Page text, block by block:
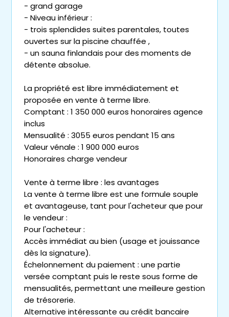
- grand garage
- Niveau inférieur :
- trois splendides suites parentales, toutes
ouvertes sur la piscine chauffée ,
- un sauna finlandais pour des moments de
détente absolue.
La propriété est libre immédiatement et
proposée en vente à terme libre.
Comptant : 1 350 000 euros honoraires agence
inclus
Mensualité : 3055 euros pendant 15 ans
Valeur vénale : 1 900 000 euros
Honoraires charge vendeur
Vente à terme libre : les avantages
La vente à terme libre est une formule souple
et avantageuse, tant pour l'acheteur que pour
le vendeur :
Pour l'acheteur :
Accès immédiat au bien (usage et jouissance
dès la signature).
Échelonnement du paiement : une partie
versée comptant puis le reste sous forme de
mensualités, permettant une meilleure gestion
de trésorerie.
Alternative intéressante au crédit bancaire